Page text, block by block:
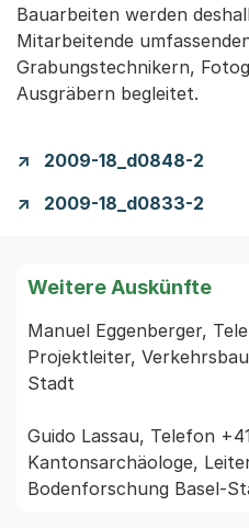
Bauarbeiten werden
Mitarbeitende
Grabungstechnikern,
Ausgräbern begleitet.
2009-18_d0848-2
2009-18_d0833-2
Weitere Auskünfte
Manuel Eggenberger,
Projektleiter,
Stadt
Guido Lassau, Telefon
Kantonsarchäologe,
Bodenforschung Basel-